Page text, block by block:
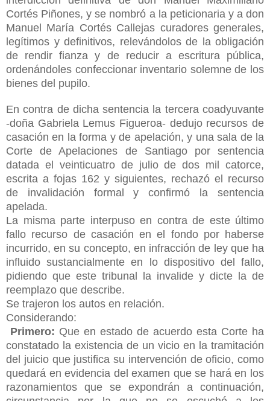
Cortés Piñones, y se nombró a la peticionaria y a don
Manuel María Cortés Callejas curadores generales,
legítimos y definitivos, relevándolos de la obligación
de rendir fianza y de reducir a escritura pública,
ordenándoles confeccionar inventario solemne de los
bienes del pupilo.
En contra de dicha sentencia la tercera coadyuvante
-doña Gabriela Lemus Figueroa- dedujo recursos de
casación en la forma y de apelación, y una sala de la
Corte de Apelaciones de Santiago por sentencia
datada el veinticuatro de julio de dos mil catorce,
escrita a fojas 162 y siguientes, rechazó el recurso
de invalidación formal y confirmó la sentencia
apelada.
La misma parte interpuso en contra de este último
fallo recurso de casación en el fondo por haberse
incurrido, en su concepto, en infracción de ley que ha
influido sustancialmente en lo dispositivo del fallo,
pidiendo que este tribunal la invalide y dicte la de
reemplazo que describe.
Se trajeron los autos en relación.
Considerando:
Primero: Que en estado de acuerdo esta Corte ha
constatado la existencia de un vicio en la tramitación
del juicio que justifica su intervención de oficio, como
quedará en evidencia del examen que se hará en los
razonamientos que se expondrán a continuación,